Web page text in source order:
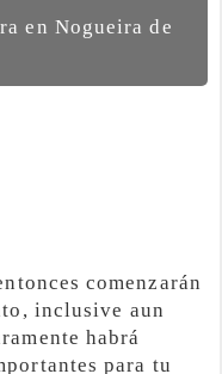
en Nogueira de
comenzarán
inclusive aun
habrá
para tu